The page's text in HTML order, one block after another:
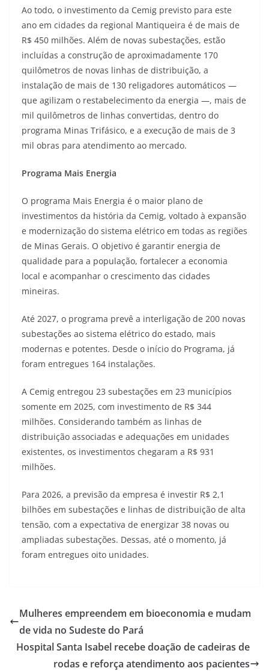
Ao todo, o investimento da Cemig previsto para este
ano em cidades da regional Mantiqueira é de mais de
R$ 450 milhões. Além de novas subestações, estão
incluídas a construção de aproximadamente 170
quilômetros de novas linhas de distribuição, a
instalação de mais de 130 religadores automáticos —
que agilizam o restabelecimento da energia —, mais de
mil quilômetros de linhas convertidas, dentro do
programa Minas Trifásico, e a execução de mais de 3
mil obras para atendimento ao mercado.
Programa Mais Energia
O programa Mais Energia é o maior plano de
investimentos da história da Cemig, voltado à expansão
e modernização do sistema elétrico em todas as regiões
de Minas Gerais. O objetivo é garantir energia de
qualidade para a população, fortalecer a economia
local e acompanhar o crescimento das cidades
mineiras.
Até 2027, o programa prevê a interligação de 200 novas
subestações ao sistema elétrico do estado, mais
modernas e potentes. Desde o início do Programa, já
foram entregues 164 instalações.
A Cemig entregou 23 subestações em 23 municípios
somente em 2025, com investimento de R$ 344
milhões. Considerando também as linhas de
distribuição associadas e adequações em unidades
existentes, os investimentos chegaram a R$ 931
milhões.
Para 2026, a previsão da empresa é investir R$ 2,1
bilhões em subestações e linhas de distribuição de alta
tensão, com a expectativa de energizar 38 novas ou
ampliadas subestações. Dessas, até o momento, já
foram entregues oito unidades.
Mulheres empreendem em bioeconomia e mudam
de vida no Sudeste do Pará
Hospital Santa Isabel recebe doação de cadeiras de
rodas e reforça atendimento aos pacientes